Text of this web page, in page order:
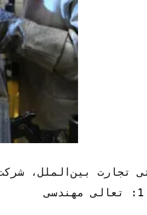
ماشین‌آلات و قطعات خودرو دست یافته‌اند. در این مقاله، ما به مطالعات موردی الهام‌بخش شرکت‌هایی می‌پردازیم که به طور موثر چالش‌های تجارت بین‌الملل را بررسی کرده‌اند و استراتژی‌ها و دستاوردهای آنها را نشان می‌دهند.